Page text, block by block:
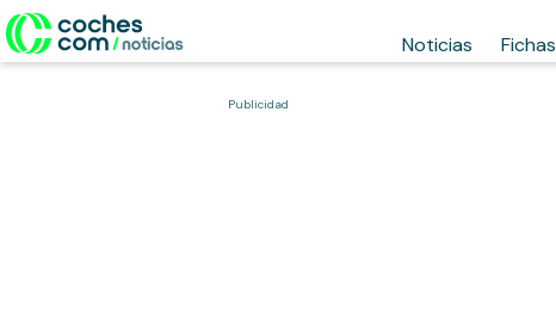
Noticias Fichas
Publicidad